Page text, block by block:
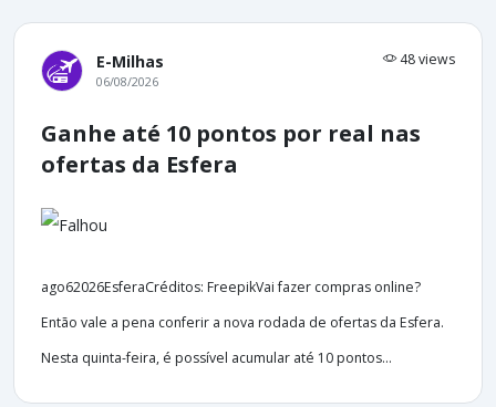
E-Milhas 48 views
06/08/2026
Ganhe até 10 pontos por real nas
ofertas da Esfera
ago62026EsferaCréditos: FreepikVai fazer compras online?
Então vale a pena conferir a nova rodada de ofertas da Esfera.
Nesta quinta-feira, é possível acumular até 10 pontos...